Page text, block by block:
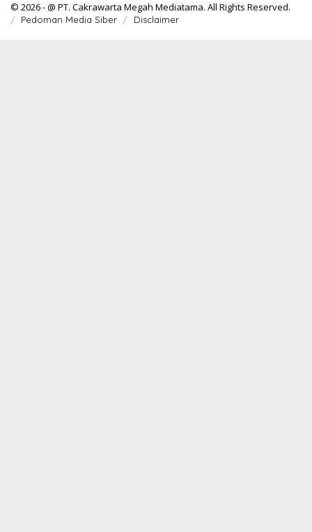
© 2026 - @ PT. Cakrawarta Megah Mediatama. All Rights Reserved.
Pedoman Media Siber Disclaimer